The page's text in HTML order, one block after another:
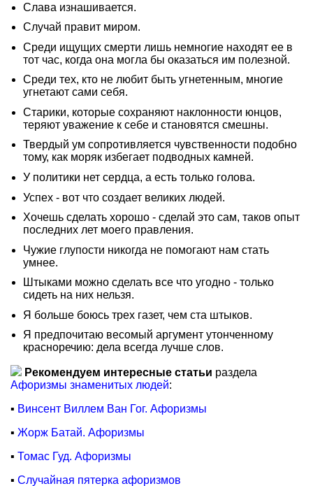
Слава изнашивается.
Случай правит миром.
Среди ищущих смерти лишь немногие находят ее в
тот час, когда она могла бы оказаться им полезной.
Среди тех, кто не любит быть угнетенным, многие
угнетают сами себя.
Старики, которые сохраняют наклонности юнцов,
теряют уважение к себе и становятся смешны.
Твердый ум сопротивляется чувственности подобно
тому, как моряк избегает подводных камней.
У политики нет сердца, а есть только голова.
Успех - вот что создает великих людей.
Хочешь сделать хорошо - сделай это сам, таков опыт
последних лет моего правления.
Чужие глупости никогда не помогают нам стать
умнее.
Штыками можно сделать все что угодно - только
сидеть на них нельзя.
Я больше боюсь трех газет, чем ста штыков.
Я предпочитаю весомый аргумент утонченному
красноречию: дела всегда лучше слов.
Рекомендуем интересные статьи раздела
Афоризмы знаменитых людей:
▪ Винсент Виллем Ван Гог. Афоризмы
▪ Жорж Батай. Афоризмы
▪ Томас Гуд. Афоризмы
▪ Случайная пятерка афоризмов